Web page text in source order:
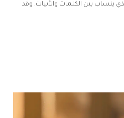
ينساب بين الكلمات والأبيات. وقد